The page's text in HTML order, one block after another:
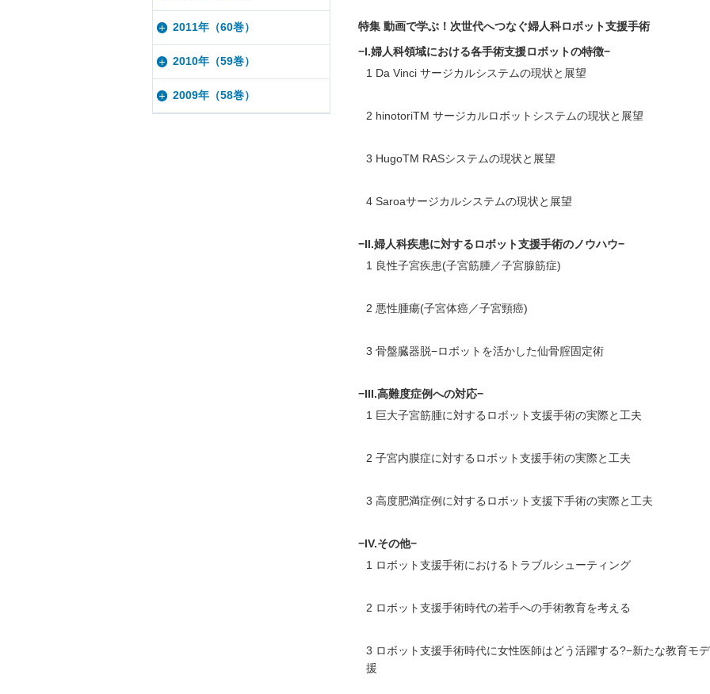
特集 動画で学ぶ！次世代へつなぐ婦人科ロボット支援手術
−I.婦人科領域における各手術支援ロボットの特徴−
1 Da Vinci サージカルシステムの現状と展望
2 hinotoriTM サージカルロボットシステムの現状と展望
3 HugoTM RASシステムの現状と展望
4 Saroaサージカルシステムの現状と展望
−II.婦人科疾患に対するロボット支援手術のノウハウ−
1 良性子宮疾患(子宮筋腫／子宮腺筋症)
2 悪性腫瘍(子宮体癌／子宮頸癌)
3 骨盤臓器脱−ロボットを活かした仙骨腟固定術
−III.高難度症例への対応−
1 巨大子宮筋腫に対するロボット支援手術の実際と工夫
2 子宮内膜症に対するロボット支援手術の実際と工夫
3 高度肥満症例に対するロボット支援下手術の実際と工夫
−IV.その他−
1 ロボット支援手術におけるトラブルシューティング
2 ロボット支援手術時代の若手への手術教育を考える
3 ロボット支援手術時代に女性医師はどう活躍する?−新たな教育モ
援
2011年（60巻）
2010年（59巻）
2009年（58巻）